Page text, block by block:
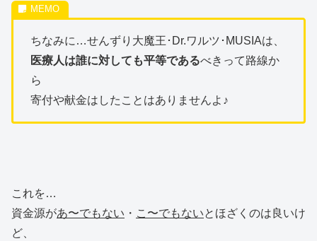
ちなみに…せんずり大魔王･Dr.ワルツ･MUSIAは、
医療人は誰に対しても平等であるべきって路線か
ら
寄付や献金はしたことはありませんよ♪
これを…
資金源があ〜でもない ・ こ〜でもないとほざくのは良いけ
ど、